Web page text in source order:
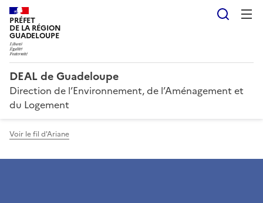
PRÉFET
DE LA RÉGION
GUADELOUPE
DEAL de Guadeloupe
Direction de l’Environnement, de l’Aménagement et
du Logement
Voir le fil d'Ariane